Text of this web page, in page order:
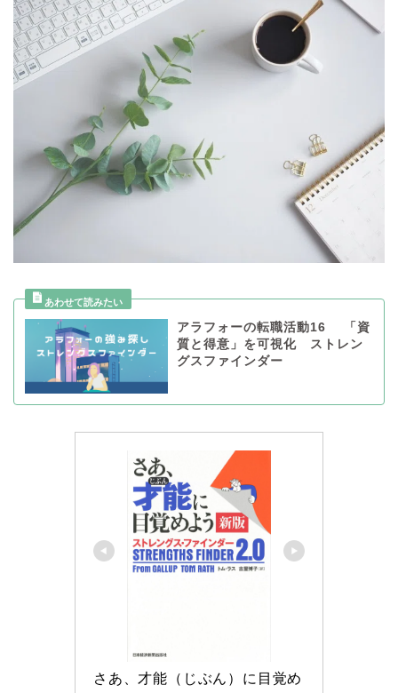
アラフォーの転職活動16 「資
質と得意」を可視化 ストレン
グスファインダー
さあ、才能（じぶん）に目覚め